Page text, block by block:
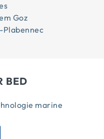
Goz
BED
marine